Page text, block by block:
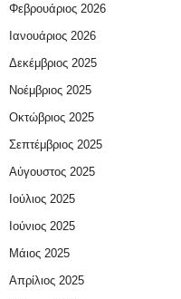
Φεβρουάριος 2026
Ιανουάριος 2026
Δεκέμβριος 2025
Νοέμβριος 2025
Οκτώβριος 2025
Σεπτέμβριος 2025
Αύγουστος 2025
Ιούλιος 2025
Ιούνιος 2025
Μάιος 2025
Απρίλιος 2025